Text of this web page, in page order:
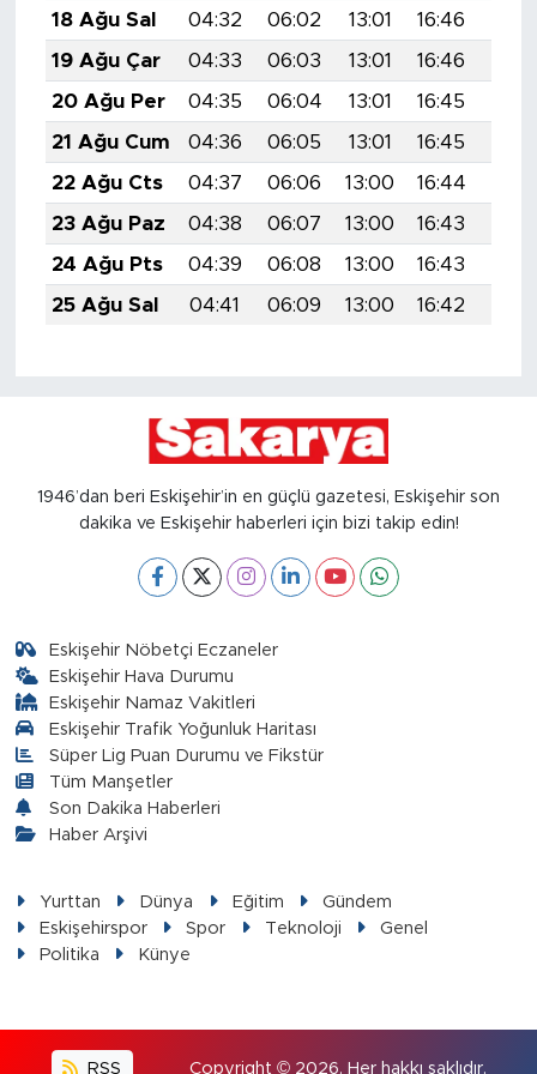
18 Ağu Sal
04:32 06:02 13:01 16:46
19 Ağu Çar
04:33 06:03 13:01 16:46
20 Ağu Per
04:35 06:04 13:01 16:45
21 Ağu Cum
04:36 06:05 13:01 16:45
22 Ağu Cts
04:37 06:06 13:00 16:44
23 Ağu Paz
04:38 06:07 13:00 16:43
24 Ağu Pts
04:39 06:08 13:00 16:43
25 Ağu Sal
04:41 06:09 13:00 16:42
1946’dan beri Eskişehir’in en güçlü gazetesi, Eskişehir son
dakika ve Eskişehir haberleri için bizi takip edin!
Eskişehir Nöbetçi Eczaneler
Eskişehir Hava Durumu
Eskişehir Namaz Vakitleri
Eskişehir Trafik Yoğunluk Haritası
Süper Lig Puan Durumu ve Fikstür
Tüm Manşetler
Son Dakika Haberleri
Haber Arşivi
Yurttan Dünya Eğitim
Gündem
Eskişehirspor
Spor Teknoloji
Genel
Politika
Künye
RSS Copyright © 2026. Her hakkı saklıdır.